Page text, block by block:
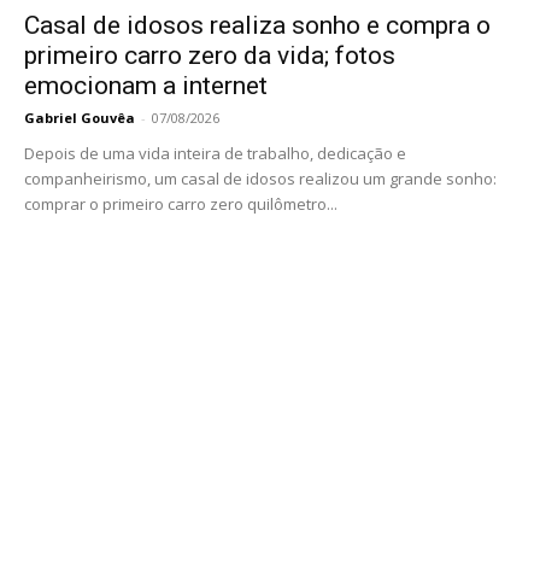
Casal de idosos realiza sonho e compra o
primeiro carro zero da vida; fotos
emocionam a internet
Gabriel Gouvêa - 07/08/2026
Depois de uma vida inteira de trabalho, dedicação e
companheirismo, um casal de idosos realizou um grande sonho:
comprar o primeiro carro zero quilômetro...